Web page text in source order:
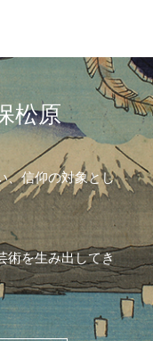
松原
、信仰の対象とし
術を生み出してき